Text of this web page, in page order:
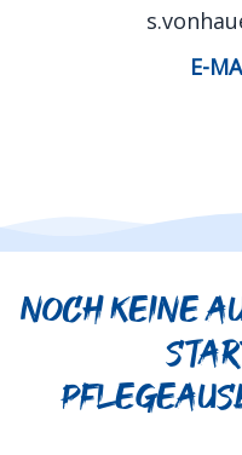
E-
Noch keine